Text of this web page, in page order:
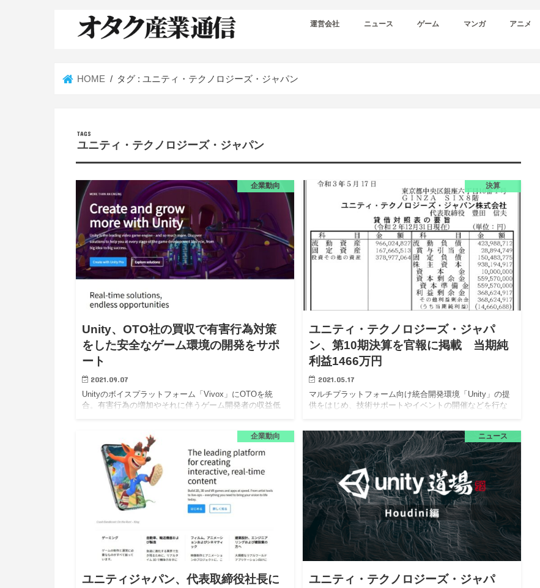
運営会社 ニュース ゲーム マンガ アニメ
HOME タグ : ユニティ・テクノロジーズ・ジャパン
ユニティ・テクノロジーズ・ジャパン
企業動向
Unity、OTO社の買収で有害行為対策
をした安全なゲーム環境の開発をサポ
ート
2021.09.07
Unityのボイスプラットフォーム「Vivox」にOTOを統
合。有害行為の増加やそれに伴うゲーム開発者の収益低
決算
ユニティ・テクノロジーズ・ジャパ
ン、第10期決算を官報に掲載 当期純
利益1466万円
2021.05.17
マルチプラットフォーム向け統合開発環境「Unity」の提
供をはじめ、技術サポートやイベントの開催などを行な
益は1…
企業動向
ユニティジャパン、代表取締役社長に
ニュース
ユニティ・テクノロジーズ・ジャパ